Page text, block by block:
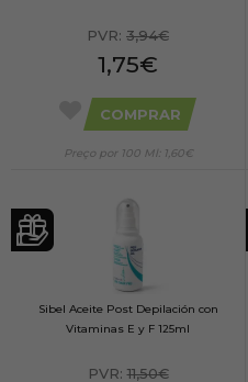
PVR: 3,94€
1,75€
COMPRAR
Preço por 100 Ml: 1,60€
Sibel Aceite Post Depilación con
Vitaminas E y F 125ml
PVR:11,50€